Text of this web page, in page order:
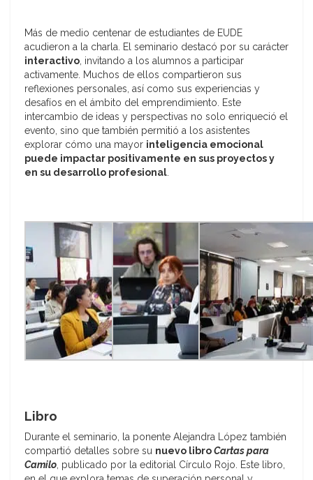
Más de medio centenar de estudiantes de EUDE
acudieron a la charla. El seminario destacó por su carácter
interactivo, invitando a los alumnos a participar
activamente. Muchos de ellos compartieron sus
reflexiones personales, así como sus experiencias y
desafíos en el ámbito del emprendimiento. Este
intercambio de ideas y perspectivas no solo enriqueció el
evento, sino que también permitió a los asistentes
explorar cómo una mayor inteligencia emocional
puede impactar positivamente en sus proyectos y
en su desarrollo profesional.
Libro
Durante el seminario, la ponente Alejandra López también
compartió detalles sobre su nuevo libroCartas para
Camilo, publicado por la editorial Círculo Rojo. Este libro,